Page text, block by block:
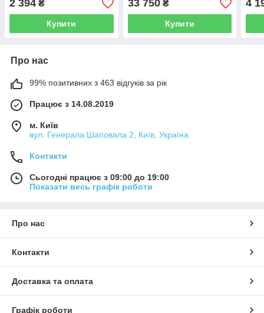
2 394 ₴
Купити
33 750₴
Купити
4
Про нас
99% позитивних з 463 відгуків за рік
Працює з 14.08.2019
м. Київ
вул. Генерала Шаповала 2, Київ, Україна
Контакти
Сьогодні працює з 09:00 до 19:00
Показати весь графік роботи
Про нас
Контакти
Доставка та оплата
Графік роботи